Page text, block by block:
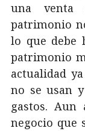
una venta
patrimonio
lo que debe
patrimonio
actualidad
no se usan
gastos.
negocio que